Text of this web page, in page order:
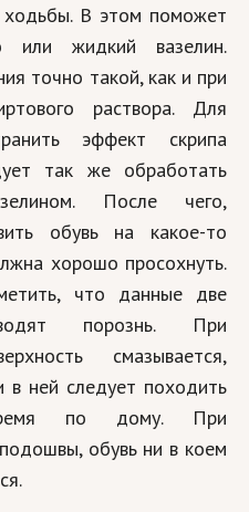
В этом поможет
или жидкий вазелин.
точно такой, как и при
раствора. Для
эффект скрипа
так же обработать
После чего,
обувь на какое-то
хорошо просохнуть.
что данные две
порознь. При
смазывается,
в ней следует походить
по дому. При
обувь ни в коем